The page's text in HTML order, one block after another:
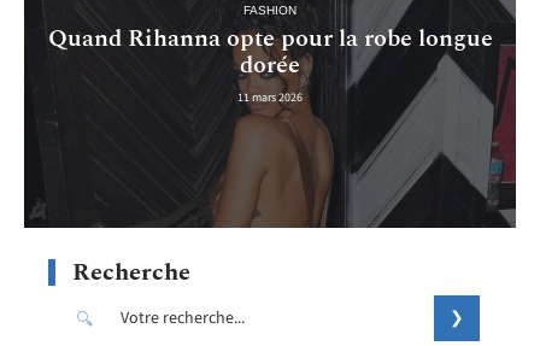
FASHION
Quand Rihanna opte pour la robe longue
dorée
11 mars 2026
Recherche